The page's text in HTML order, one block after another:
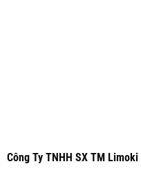
Công Ty TNHH SX TM Limoki